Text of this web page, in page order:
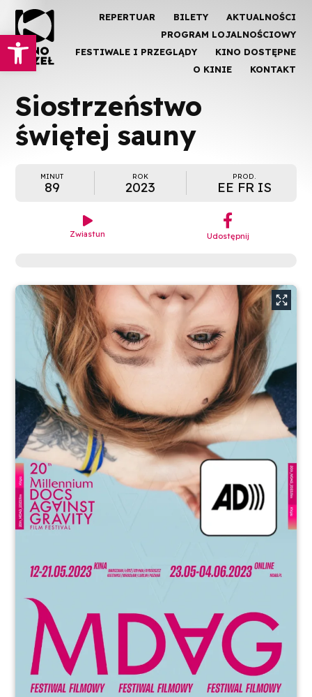
Otwórz pasek narzędzi
REPERTUAR BILETY
AKTUALNOŚCI
PROGRAM LOJALNOŚCIOWY
FESTIWALE I PRZEGLĄDY
KINO DOSTĘPNE
O KINIE
KONTAKT
Siostrzeństwo
świętej sauny
MINUT
89
ROK
2023
PROD.
EE FR IS

Zwiastun
︁
Udostępnij